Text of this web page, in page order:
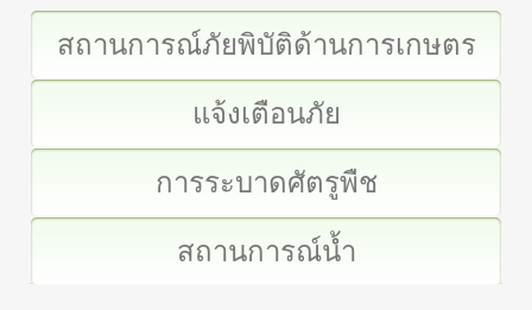
สถานการณ์ภัยพิบัติด้านการเกษตร
แจ้งเตือนภัย
การระบาดศัตรูพืช
สถานการณ์น้ำ